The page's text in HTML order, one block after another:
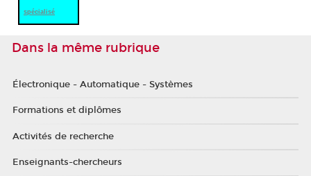
spécialisé
Dans la même rubrique
Électronique - Automatique - Systèmes
Formations et diplômes
Activités de recherche
Enseignants-chercheurs